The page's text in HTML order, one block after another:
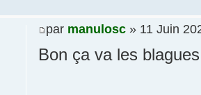
par manulosc » 11 Juin
Bon ça va les